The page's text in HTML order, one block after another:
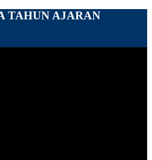
TAHUN AJARAN